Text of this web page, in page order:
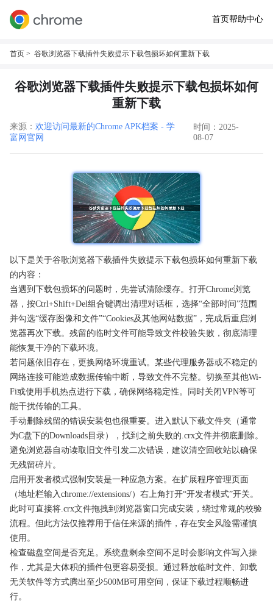
首页帮助中心
首页 > 谷歌浏览器下载插件失败提示下载包损坏如何重新下载
谷歌浏览器下载插件失败提示下载包损坏如何
重新下载
来源： 欢迎访问最新的Chrome APK档案 - 学
富网官网
时间：2025-
08-07
以下是关于谷歌浏览器下载插件失败提示下载包损坏如何重新下载
的内容：
当遇到下载包损坏的问题时，先尝试清除缓存。打开Chrome浏览
器，按Ctrl+Shift+Del组合键调出清理对话框，选择“全部时间”范围
并勾选“缓存图像和文件”“Cookies及其他网站数据”，完成后重启浏
览器再次下载。残留的临时文件可能导致文件校验失败，彻底清理
能恢复干净的下载环境。
若问题依旧存在，更换网络环境重试。某些代理服务器或不稳定的
网络连接可能造成数据传输中断，导致文件不完整。切换至其他Wi-
Fi或使用手机热点进行下载，确保网络稳定性。同时关闭VPN等可
能干扰传输的工具。
手动删除残留的错误安装包也很重要。进入默认下载文件夹（通常
为C盘下的Downloads目录），找到之前失败的.crx文件并彻底删除。
避免浏览器自动读取旧文件引发二次错误，建议清空回收站以确保
无残留碎片。
启用开发者模式强制安装是一种应急方案。在扩展程序管理页面
（地址栏输入chrome://extensions/）右上角打开“开发者模式”开关。
此时可直接将.crx文件拖拽到浏览器窗口完成安装，绕过常规的校验
流程。但此方法仅推荐用于信任来源的插件，存在安全风险需谨慎
使用。
检查磁盘空间是否充足。系统盘剩余空间不足时会影响文件写入操
作，尤其是大体积的插件包更容易受损。通过释放临时文件、卸载
无关软件等方式腾出至少500MB可用空间，保证下载过程顺畅进
行。